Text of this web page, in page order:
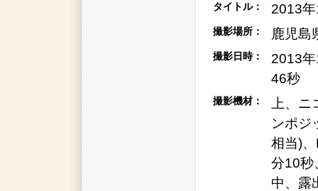
タイトル： 2013
撮影場所： 鹿児島
撮影日時：
2013
46秒
撮影機材：
上、
ンポジ
相当)
分10秒
中、露